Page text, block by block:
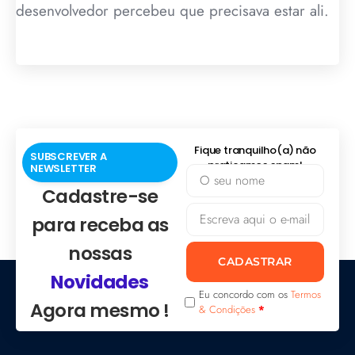
desenvolvedor percebeu que precisava estar ali.
SUBSCREVER A
NEWSLETTER
Cadastre-se
para receba as
nossas
Novidades
Agora mesmo !
Fique tranquilho(a) não
praticamos spam!
CADASTRAR
Eu concordo com os Termos
& Condições *